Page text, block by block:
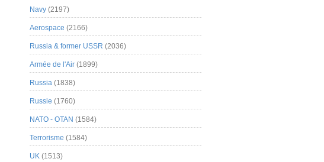
Navy (2197)
Aerospace (2166)
Russia & former USSR (2036)
Armée de l'Air (1899)
Russia (1838)
Russie (1760)
NATO - OTAN (1584)
Terrorisme (1584)
UK (1513)